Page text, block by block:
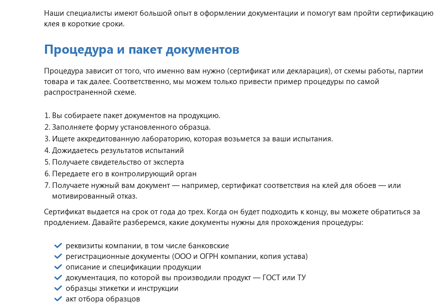
Наши специалисты имеют большой опыт в оформлении документации и помогут вам пройти сертификацию
клея в короткие сроки.
Процедура и пакет документов
Процедура зависит от того, что именно вам нужно (сертификат или декларация), от схемы работы, партии
товара и так далее. Соответственно, мы можем только привести пример процедуры по самой
распространенной схеме.
Вы собираете пакет документов на продукцию.
Заполняете форму установленного образца.
Ищете аккредитованную лабораторию, которая возьмется за ваши испытания.
Дожидаетесь результатов испытаний
Получаете свидетельство от эксперта
Передаете его в контролирующий орган
Получаете нужный вам документ — например, сертификат соответствия на клей для обоев — или
мотивированный отказ.
Сертификат выдается на срок от года до трех. Когда он будет подходить к концу, вы можете обратиться за
продлением. Давайте разберемся, какие документы нужны для прохождения процедуры:
реквизиты компании, в том числе банковские
регистрационные документы (ООО и ОГРН компании, копия устава)
описание и спецификации продукции
документация, по которой вы производили продукт — ГОСТ или ТУ
образцы этикетки и инструкции
акт отбора образцов